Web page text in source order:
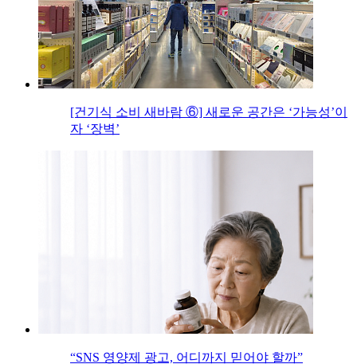
[건기식 소비 새바람 ⑥] 새로운 공간은 ‘가능성’이
자 ‘장벽’
“SNS 영양제 광고, 어디까지 믿어야 할까”